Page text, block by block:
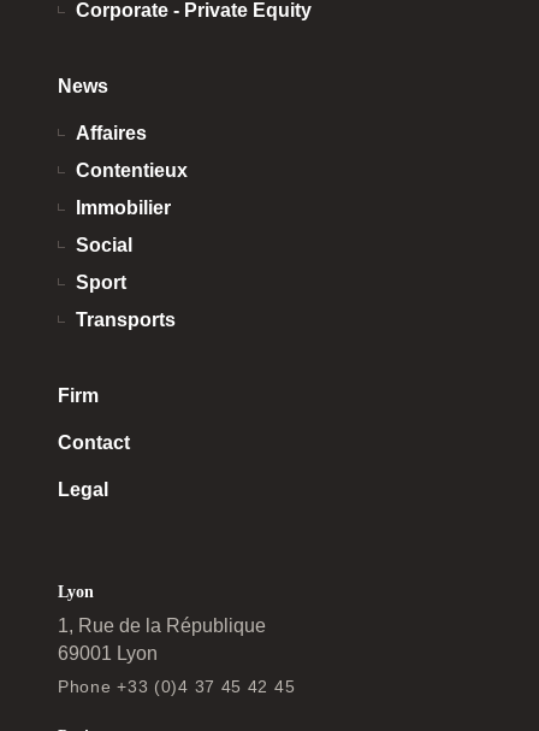
Corporate - Private Equity
News
Affaires
Contentieux
Immobilier
Social
Sport
Transports
Firm
Contact
Legal
Lyon
1, Rue de la République
69001 Lyon
Phone +33 (0)4 37 45 42 45